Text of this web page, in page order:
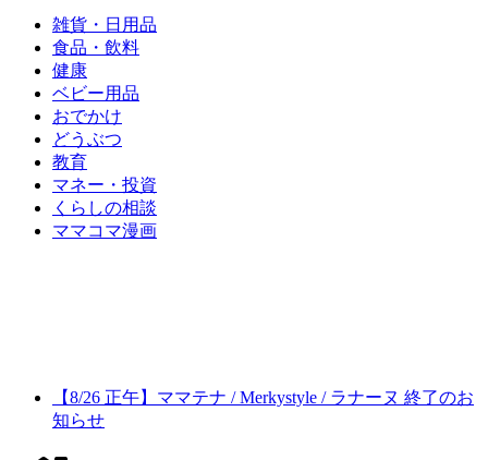
雑貨・日用品
食品・飲料
健康
ベビー用品
おでかけ
どうぶつ
教育
マネー・投資
くらしの相談
ママコマ漫画
【8/26 正午】ママテナ / Merkystyle / ラナーヌ 終了のお
知らせ